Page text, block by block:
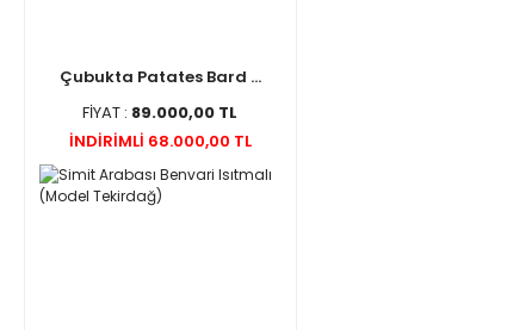
Çubukta Patates Bard ...
FİYAT : 89.000,00 TL
İNDİRİMLİ 68.000,00 TL